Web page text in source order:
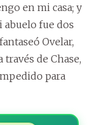
en mi casa; y
abuelo fue dos
Ovelar,
de Chase,
para